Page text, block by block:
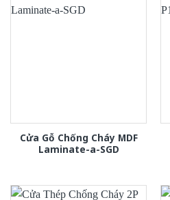
Cửa Gỗ Chống Cháy MDF
Laminate-a-SGD